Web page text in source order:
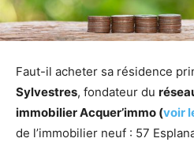
Faut­-il acheter sa résidence
Sylvestres, fondateur du
immobilier Acquer’immo (voir
de l’immobilier neuf : 57